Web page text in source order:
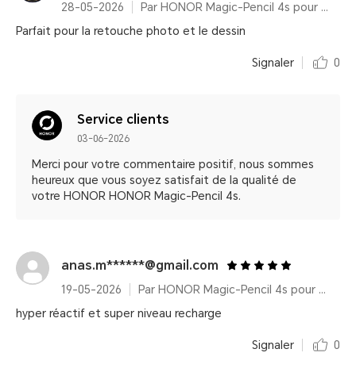
28-05-2026
Par HONOR Magic-Pencil 4s pour HONOR MagicPad4
Parfait pour la retouche photo et le dessin
Signaler 0
Service clients
03-06-2026
Merci pour votre commentaire positif, nous sommes
heureux que vous soyez satisfait de la qualité de
votre HONOR HONOR Magic-Pencil 4s.
anas.m******@gmail.com
19-05-2026
Par HONOR Magic-Pencil 4s pour HONOR MagicPad4
hyper réactif et super niveau recharge
Signaler 0